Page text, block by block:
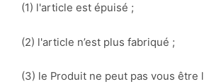
(1) l'article est épuisé ;
(2) l'article n’est plus fabriqué ;
(3) le Produit ne peut pas vous être